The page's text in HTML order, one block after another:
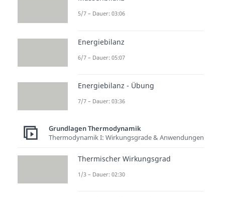
5/7 – Dauer: 03:06
Energiebilanz
6/7 – Dauer: 05:07
Energiebilanz - Übung
7/7 – Dauer: 03:36
Grundlagen Thermodynamik
Thermodynamik I: Wirkungsgrade & Anwendungen
Thermischer Wirkungsgrad
1/3 – Dauer: 02:30